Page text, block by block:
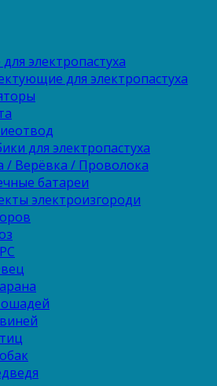
электропастуха
для электропастуха
для электропастуха
/ Верёвка / Проволока
батареи
электроизгороди